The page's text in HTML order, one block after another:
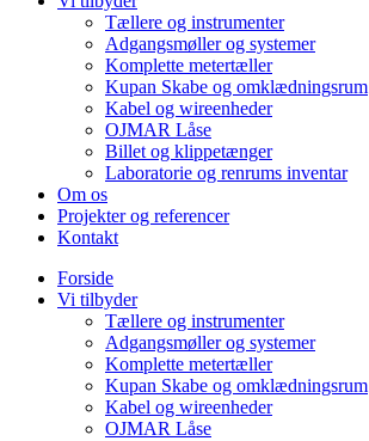
Tællere og instrumenter
Adgangsmøller og systemer
Komplette metertæller
Kupan Skabe og omklædningsrum
Kabel og wireenheder
OJMAR Låse
Billet og klippetænger
Laboratorie og renrums inventar
Om os
Projekter og referencer
Kontakt
Forside
Vi tilbyder
Tællere og instrumenter
Adgangsmøller og systemer
Komplette metertæller
Kupan Skabe og omklædningsrum
Kabel og wireenheder
OJMAR Låse